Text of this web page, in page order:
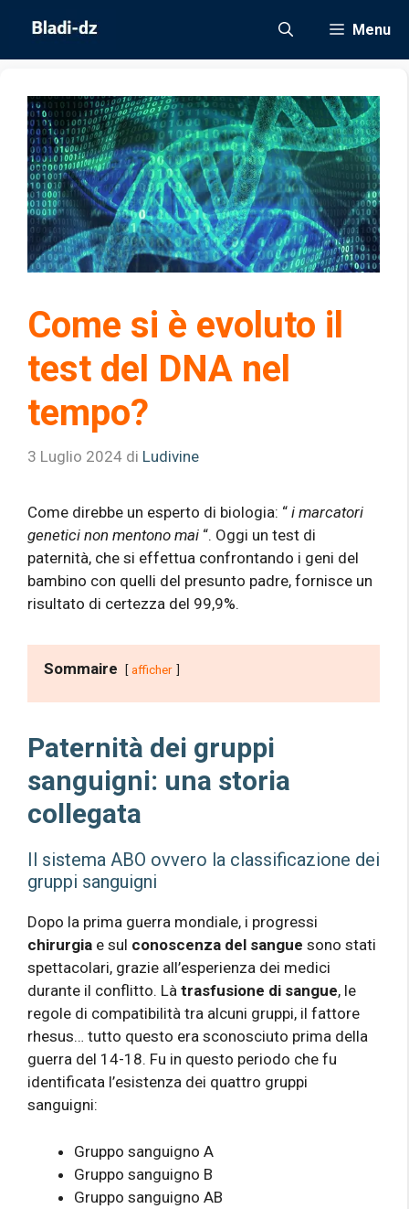
contenuto
Menu
Come si è evoluto il
test del DNA nel
tempo?
3 Luglio 2024 di Ludivine
Come direbbe un esperto di biologia: “ i marcatori
genetici non mentono mai “. Oggi un test di
paternità, che si effettua confrontando i geni del
bambino con quelli del presunto padre, fornisce un
risultato di certezza del 99,9%.
Sommaire afficher
Paternità dei gruppi
sanguigni: una storia
collegata
Il sistema ABO ovvero la classificazione dei
gruppi sanguigni
Dopo la prima guerra mondiale, i progressi
chirurgia e sul conoscenza del sangue sono stati
spettacolari, grazie all’esperienza dei medici
durante il conflitto. Là trasfusione di sangue, le
regole di compatibilità tra alcuni gruppi, il fattore
rhesus… tutto questo era sconosciuto prima della
guerra del 14-18. Fu in questo periodo che fu
identificata l’esistenza dei quattro gruppi
sanguigni:
Gruppo sanguigno A
Gruppo sanguigno B
Gruppo sanguigno AB